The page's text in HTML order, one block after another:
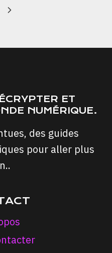
Page
ET
NUMÉRIQUE.
des guides
pour aller plus